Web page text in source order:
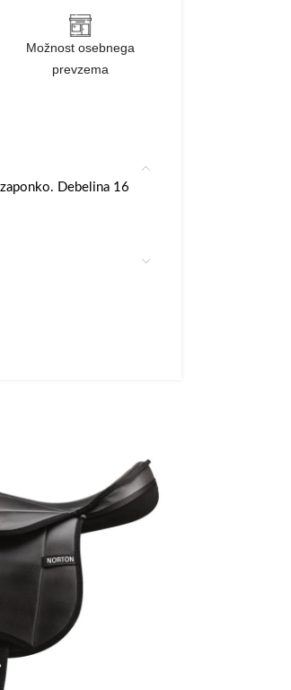
Možnost osebnega
prevzema
Debelina 16